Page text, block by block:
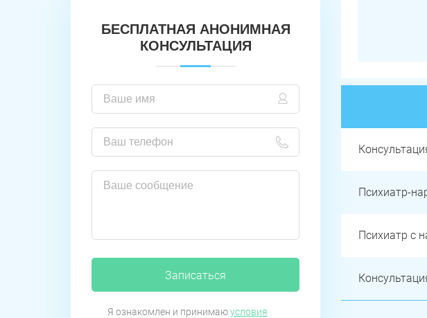
Психиатр-
Психиатр с
БЕСПЛАТНАЯ АНОНИМНАЯ
КОНСУЛЬТАЦИЯ
Записаться
Я ознакомлен и принимаюусловия